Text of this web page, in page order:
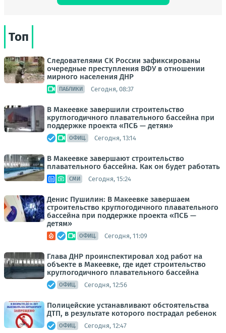
Топ
Следователями СК России зафиксированы
очередные преступления ВФУ в отношении
мирного населения ДНР
ПАБЛИКИ Сегодня, 08:37
В Макеевке завершили строительство
круглогодичного плавательного бассейна при
поддержке проекта «ПСБ — детям»
ОФИЦ. Сегодня, 13:14
В Макеевке завершают строительство
плавательного бассейна. Как он будет работать
СМИ Сегодня, 15:24
Денис Пушилин: В Макеевке завершаем
строительство круглогодичного плавательного
бассейна при поддержке проекта «ПСБ —
детям»
ОФИЦ. Сегодня, 11:09
Глава ДНР проинспектировал ход работ на
объекте в Макеевке, где идет строительство
круглогодичного плавательного бассейна
ОФИЦ. Сегодня, 12:56
Полицейские устанавливают обстоятельства
ДТП, в результате которого пострадал ребенок
ОФИЦ. Сегодня, 12:47